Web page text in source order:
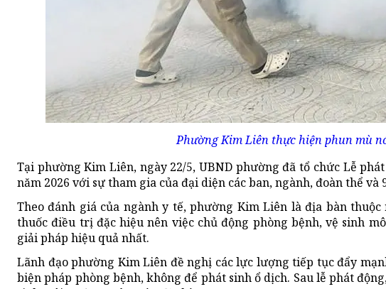
Phường Kim Liên thực hiện phun mù
Tại phường Kim Liên, ngày 22/5, UBND phường đã tổ chức Lễ
năm 2026 với sự tham gia của đại diện các ban, ngành, đoàn thể và
Theo đánh giá của ngành y tế, phường Kim Liên là địa bàn
thuốc điều trị đặc hiệu nên việc chủ động phòng bệnh, vệ sinh
giải pháp hiệu quả nhất.
Lãnh đạo phường Kim Liên đề nghị các lực lượng tiếp tục đẩy
biện pháp phòng bệnh, không để phát sinh ổ dịch. Sau lễ phát